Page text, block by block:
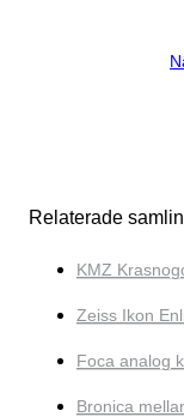
Relaterade
KMZ
Zeiss Ikon
Foca analog
Bronica